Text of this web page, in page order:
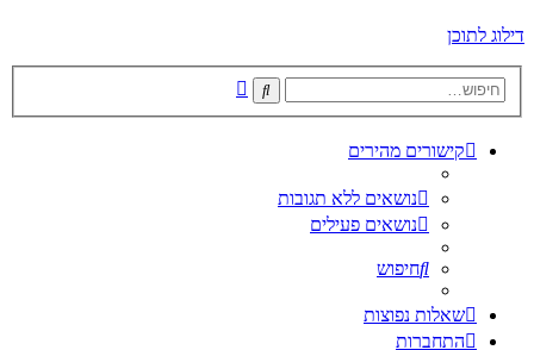
דילוג לתוכן
חיפוש
קישורים מהירים
נושאים ללא תגובות
נושאים פעילים
חיפוש
שאלות נפוצות
התחברות